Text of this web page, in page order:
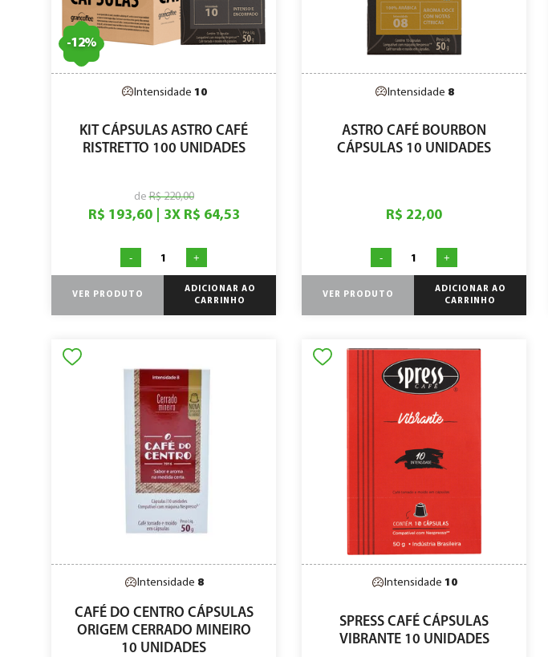
-12%
Intensidade 10
KIT CÁPSULAS ASTRO CAFÉ
RISTRETTO 100 UNIDADES
deR$ 220,00
R$ 193,60| 3X R$ 64,53
- +
VER PRODUTO
ADICIONAR AO
CARRINHO
Intensidade 8
ASTRO CAFÉ BOURBON
CÁPSULAS 10 UNIDADES
R$ 22,00
- +
VER PRODUTO
ADICIONAR AO
CARRINHO
Intensidade 8
CAFÉ DO CENTRO CÁPSULAS
ORIGEM CERRADO MINEIRO
10 UNIDADES
Intensidade 10
SPRESS CAFÉ CÁPSULAS
VIBRANTE 10 UNIDADES